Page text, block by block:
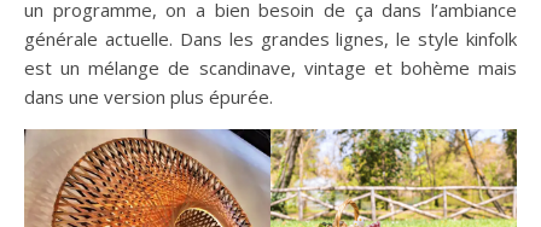
un programme, on a bien besoin de ça dans l’ambiance
générale actuelle. Dans les grandes lignes, le style kinfolk
est un mélange de scandinave, vintage et bohème mais
dans une version plus épurée.